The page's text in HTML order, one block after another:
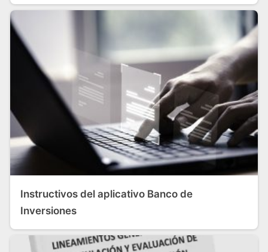
Instructivos del aplicativo Banco de
Inversiones